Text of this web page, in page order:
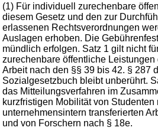
(1) Für individuell zurechenbare
diesem Gesetz und den zur
erlassenen Rechtsverordnungen
Auslagen erhoben. Die
mündlich erfolgen. Satz 1 gilt nicht
zurechenbare öffentliche
Arbeit nach den §§ 39 bis 42. § 287
Sozialgesetzbuch bleibt unberührt.
das Mitteilungsverfahren im
kurzfristigen Mobilität von Studenten
unternehmensintern transferierten
und von Forschern nach § 18e.